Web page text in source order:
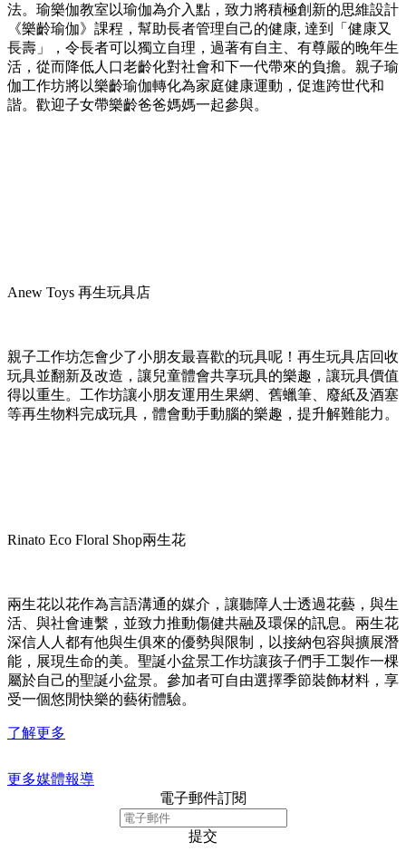
法。瑜樂伽教室以瑜伽為介入點，致力將積極創新的思維設計
《樂齡瑜伽》課程，幫助長者管理自己的健康, 達到「健康又
長壽」，令長者可以獨立自理，過著有自主、有尊嚴的晚年生
活，從而降低人口老齡化對社會和下一代帶來的負擔。親子瑜
伽工作坊將以樂齡瑜伽轉化為家庭健康運動，促進跨世代和
諧。歡迎子女帶樂齡爸爸媽媽一起參與。
Anew Toys 再生玩具店
親子工作坊怎會少了小朋友最喜歡的玩具呢！再生玩具店回收
玩具並翻新及改造，讓兒童體會共享玩具的樂趣，讓玩具價值
得以重生。工作坊讓小朋友運用生果網、舊蠟筆、廢紙及酒塞
等再生物料完成玩具，體會動手動腦的樂趣，提升解難能力。
Rinato Eco Floral Shop兩生花
兩生花以花作為言語溝通的媒介，讓聽障人士透過花藝，與生
活、與社會連繫，並致力推動傷健共融及環保的訊息。兩生花
深信人人都有他與生俱來的優勢與限制，以接納包容與擴展潛
能，展現生命的美。聖誕小盆景工作坊讓孩子們手工製作一棵
屬於自己的聖誕小盆景。參加者可自由選擇季節裝飾材料，享
受一個悠閒快樂的藝術體驗。
了解更多
更多媒體報導
電子郵件訂閱
提交